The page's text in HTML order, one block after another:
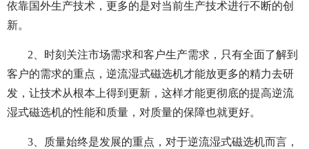
依靠国外生产技术，更多的是对当前生产技术进行不断的创
新。
2、时刻关注市场需求和客户生产需求，只有全面了解到
客户的需求的重点，逆流湿式磁选机才能放更多的精力去研
发，让技术从根本上得到更新，这样才能更彻底的提高逆流
湿式磁选机的性能和质量，对质量的保障也就更好。
3、质量始终是发展的重点，对于逆流湿式磁选机而言，